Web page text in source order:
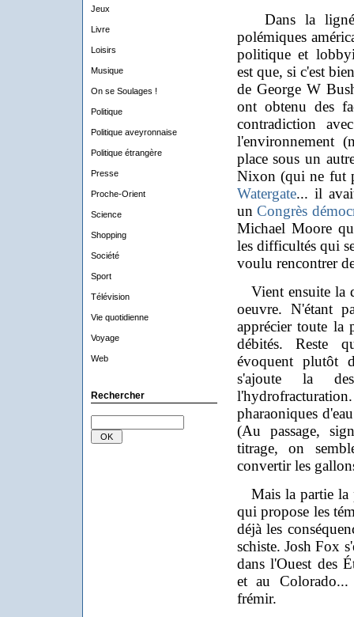
Jeux
Livre
Loisirs
Musique
On se Soulages !
Politique
Politique aveyronnaise
Politique étrangère
Presse
Proche-Orient
Science
Shopping
Société
Sport
Télévision
Vie quotidienne
Voyage
Web
Rechercher
Dans la lignée
polémiques
politique et
est que, si c'est
de George W
ont obtenu des
contradiction
l'environnement
place sous un
Nixon (qui ne fut
Watergate... il
un Congrès
Michael Moore
les difficultés qui
voulu rencontrer
Vient ensuite la
oeuvre. N'étant
apprécier toute la
débités. Reste
évoquent plutôt
s'ajoute la
pharaoniques
(Au passage,
titrage, on
convertir les
Mais la partie la
qui propose les
déjà les
schiste. Josh Fox
dans l'Ouest des
et au
frémir.